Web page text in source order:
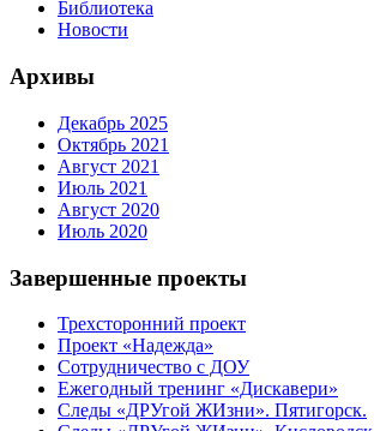
Библиотека
Новости
Архивы
Декабрь 2025
Октябрь 2021
Август 2021
Июль 2021
Август 2020
Июль 2020
Завершенные проекты
Трехсторонний проект
Проект «Надежда»
Сотрудничество с ДОУ
Ежегодный тренинг «Дискавери»
Следы «ДРУгой ЖИзни». Пятигорск.